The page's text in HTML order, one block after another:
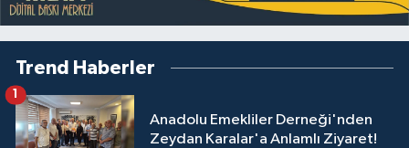
Trend Haberler
Anadolu Emekliler Derneği'nden
Zeydan Karalar'a Anlamlı Ziyaret!
1